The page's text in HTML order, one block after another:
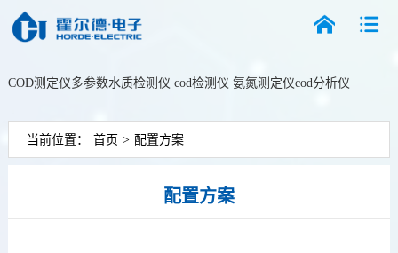
COD测定仪多参数水质检测仪 cod检测仪 氨氮测定仪cod分析仪
搜索
当前位置： 首页 > 配置方案
配置方案